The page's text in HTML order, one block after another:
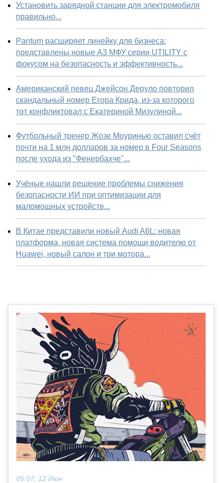
Установить зарядной станции для электромобиля
правильно...
Pantum расширяет линейку для бизнеса:
представлены новые А3 МФУ серии UTILITY с
фокусом на безопасность и эффективность...
Американский певец Джейсон Деруло повторил
скандальный номер Егора Крида, из-за которого
тот конфликтовал с Екатериной Мизулиной...
Футбольный тренер Жозе Моуринью оставил счёт
почти на 1 млн долларов за номер в Four Seasons
после ухода из "Фенербахче"...
Учёные нашли решение проблемы снижения
безопасности ИИ при оптимизации для
маломощных устройств...
В Китае представили новый Audi A6L: новая
платформа, новая система помощи водителю от
Huawei, новый салон и три мотора...
05:07, 12 Июн